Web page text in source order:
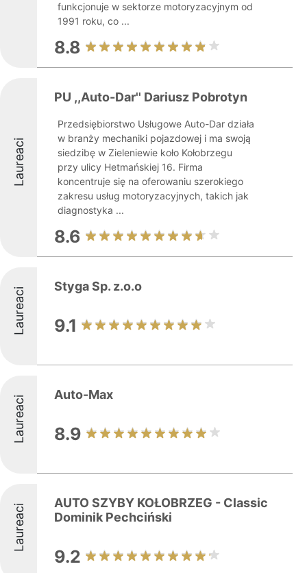
funkcjonuje w sektorze motoryzacyjnym od
1991 roku, co ...
8.8
Laureaci
PU ,,Auto-Dar'' Dariusz Pobrotyn
Przedsiębiorstwo Usługowe Auto-Dar działa
w branży mechaniki pojazdowej i ma swoją
siedzibę w Zieleniewie koło Kołobrzegu
przy ulicy Hetmańskiej 16. Firma
koncentruje się na oferowaniu szerokiego
zakresu usług motoryzacyjnych, takich jak
diagnostyka ...
8.6
Laureaci Styga Sp. z.o.o
9.1
Laureaci Auto-Max
8.9
Laureaci
AUTO SZYBY KOŁOBRZEG - Classic
Dominik Pechciński
9.2